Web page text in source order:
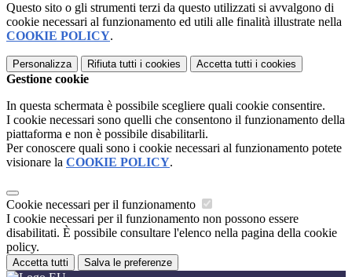
Questo sito o gli strumenti terzi da questo utilizzati si avvalgono di
cookie necessari al funzionamento ed utili alle finalità illustrate nella
COOKIE POLICY.
Personalizza Rifiuta tutti i cookies Accetta tutti i cookies
Gestione cookie
In questa schermata è possibile scegliere quali cookie consentire.
I cookie necessari sono quelli che consentono il funzionamento della
piattaforma e non è possibile disabilitarli.
Per conoscere quali sono i cookie necessari al funzionamento potete
visionare la COOKIE POLICY.
Cookie necessari per il funzionamento
I cookie necessari per il funzionamento non possono essere
disabilitati. È possibile consultare l'elenco nella pagina della cookie
policy.
Accetta tutti Salva le preferenze